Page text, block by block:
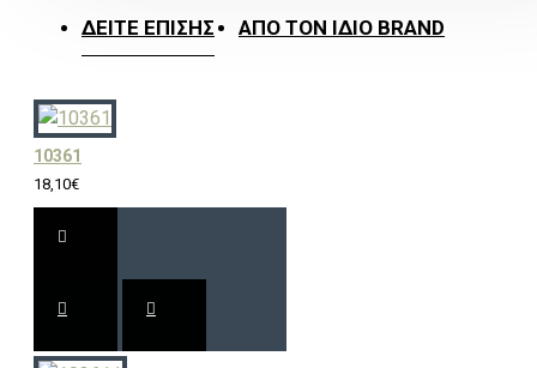
ΔΕΊΤΕ ΕΠΊΣΗΣ ΑΠΌ ΤΟΝ ΊΔΙΟ BRAND
10361
18,10€